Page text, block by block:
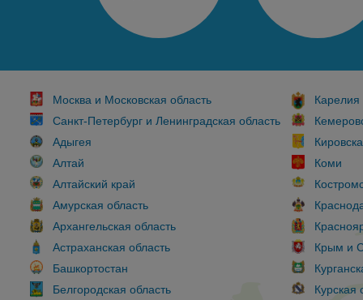
Москва и Московская область
Санкт-Петербург и Ленинградская область
Адыгея
Алтай
Алтайский край
Амурская область
Архангельская область
Астраханская область
Башкортостан
Белгородская область
Карелия
Коми
Крым и
Курская